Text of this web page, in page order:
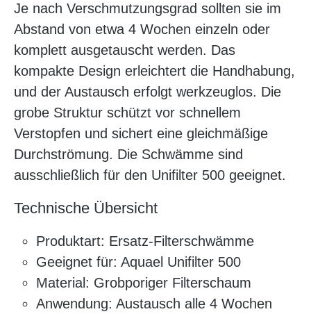
Je nach Verschmutzungsgrad sollten sie im
Abstand von etwa 4 Wochen einzeln oder
komplett ausgetauscht werden. Das
kompakte Design erleichtert die Handhabung,
und der Austausch erfolgt werkzeuglos. Die
grobe Struktur schützt vor schnellem
Verstopfen und sichert eine gleichmäßige
Durchströmung. Die Schwämme sind
ausschließlich für den Unifilter 500 geeignet.
Technische Übersicht
Produktart: Ersatz-Filterschwämme
Geeignet für: Aquael Unifilter 500
Material: Grobporiger Filterschaum
Anwendung: Austausch alle 4 Wochen